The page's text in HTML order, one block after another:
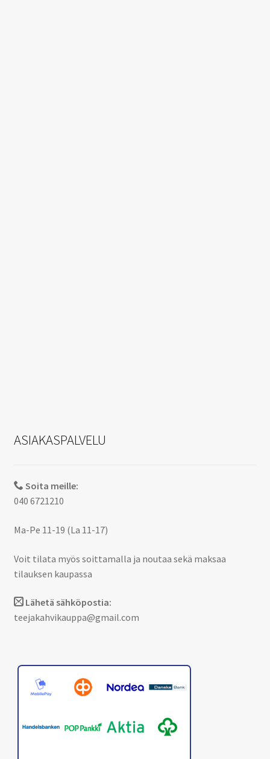
ASIAKASPALVELU
Soita meille:
040 6721210
Ma-Pe 11-19 (La 11-17)
Voit tilata myös soittamalla ja noutaa sekä maksaa
tilauksen kaupassa
Lähetä sähköpostia:
teejakahvikauppa@gmail.com